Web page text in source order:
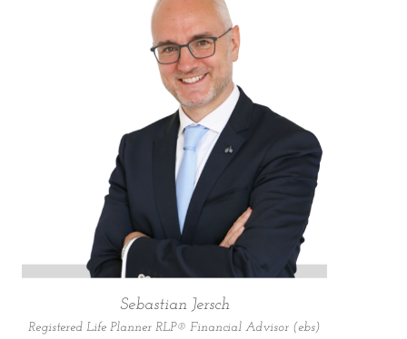
Sebastian Jersch
Registered Life Planner RLP® Financial Advisor (ebs)